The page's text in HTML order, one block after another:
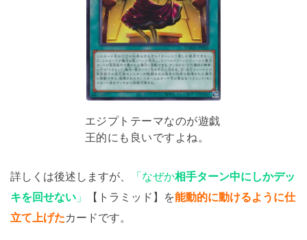
エジプトテーマなのが遊戯
王的にも良いですよね。
詳しくは後述しますが、 「なぜか相手ターン中にしかデッ
キを回せない 」 【トラミッド】を能動的に動けるように仕
立て上げたカードです。